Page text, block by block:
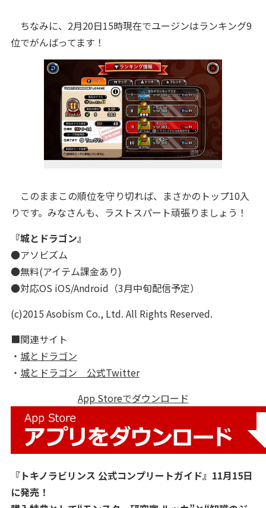
ちなみに、 2月20日15時現在でユージンはランキング9
位でがんばってます！
このままこの順位を守り切れば、まさかのトップ10入
りです。みなさんも、ラストスパート頑張りましょう！
『城とドラゴン』
●アソビズム
●無料(アイテム課金あり)
●対応OS iOS/Android（3月中旬配信予定）
(c)2015 Asobism Co., Ltd. All Rights Reserved.
■関連サイト
・ 城とドラゴン
・ 城とドラゴン 公式Twitter
App Storeでダウンロード
『トキノラビリンス 公式コンプリートガイド』11月15日
に発売！